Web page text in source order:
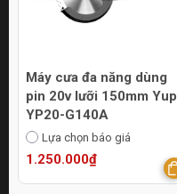
Máy cưa đa năng dùng
pin 20v lưỡi 150mm Yup
YP20-G140A
Lựa chọn báo giá
1.250.000₫